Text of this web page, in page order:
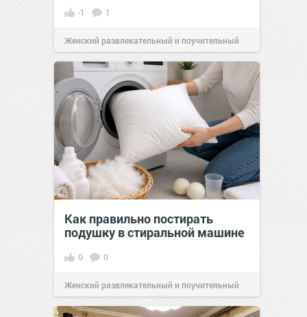
-1 1
Женский развлекательный и поучительный
сайт.21:46 Вчера
Как правильно постирать
подушку в стиральной машине
0 0
Женский развлекательный и поучительный
сайт.21:46Вчера